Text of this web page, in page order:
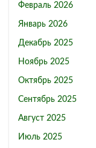
Февраль 2026
Январь 2026
Декабрь 2025
Ноябрь 2025
Октябрь 2025
Сентябрь 2025
Август 2025
Июль 2025